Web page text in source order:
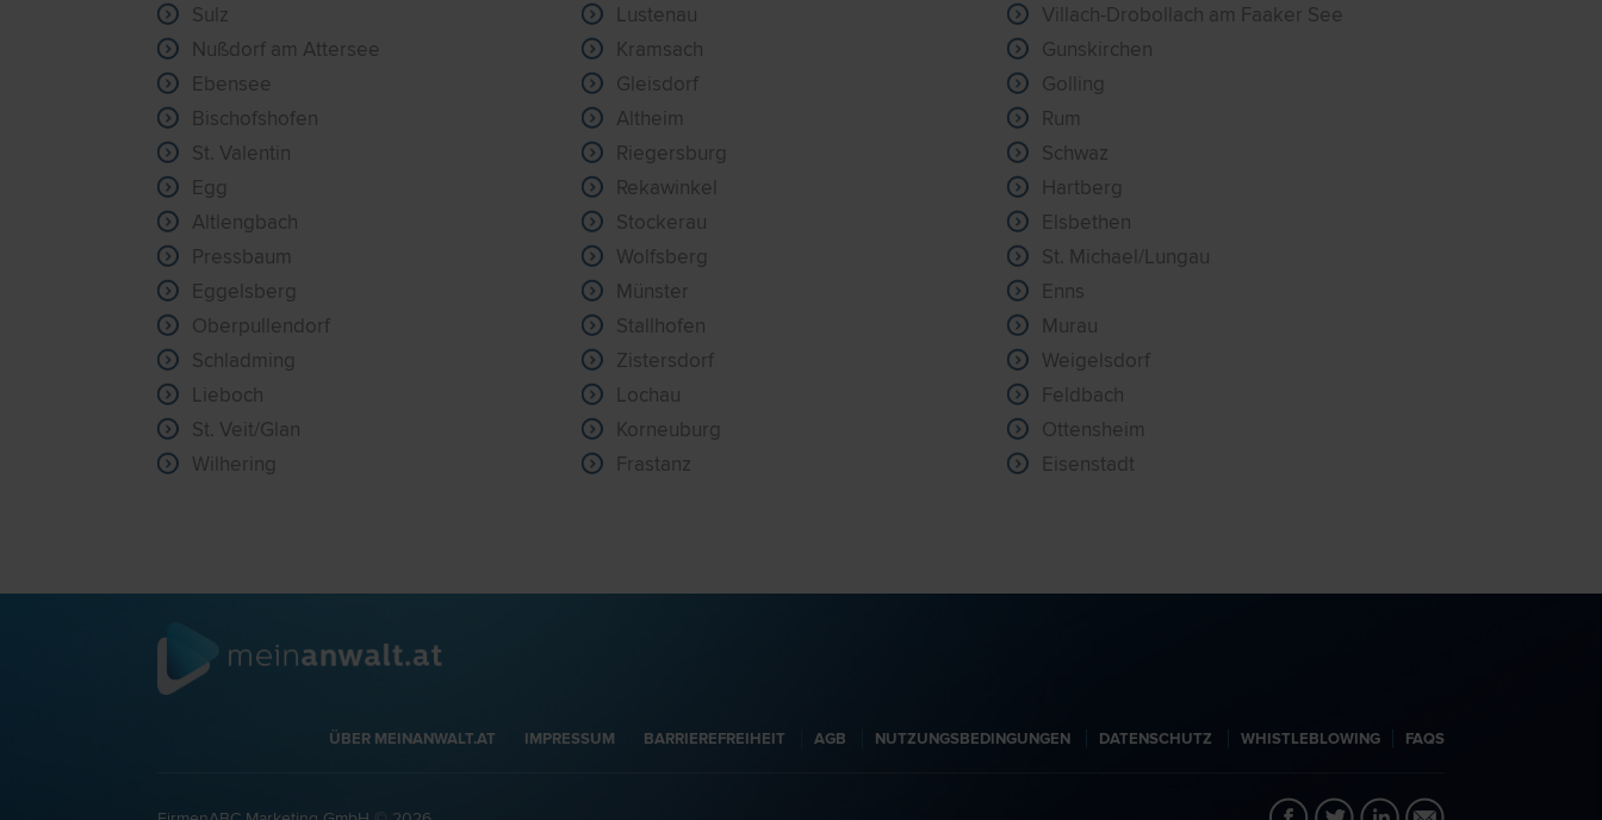
Sulz
Lustenau
Villach-Drobollach am Faaker See
Nußdorf am Attersee
Kramsach
Gunskirchen
Ebensee
Gleisdorf
Golling
Bischofshofen
Altheim
Rum
St. Valentin
Riegersburg
Schwaz
Egg
Rekawinkel
Hartberg
Altlengbach
Stockerau
Elsbethen
Pressbaum
Wolfsberg
St. Michael/Lungau
Eggelsberg
Münster
Enns
Oberpullendorf
Stallhofen
Murau
Schladming
Zistersdorf
Weigelsdorf
Lieboch
Lochau
Feldbach
St. Veit/Glan
Korneuburg
Ottensheim
Wilhering
Frastanz Eisenstadt
ÜBER MEINANWALT.AT IMPRESSUM BARRIEREFREIHEIT AGB NUTZUNGSBEDINGUNGEN DATENSCHUTZ WHISTLEBLOWING FAQS